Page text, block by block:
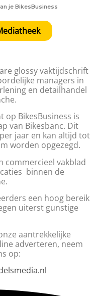
je BikesBusiness
glossy vaktijdschrift
managers in
en detailhandel
op BikesBusiness is
van Bikesbanc. Dit
jaar en kan altijd tot
worden opgezegd.
commercieel vakblad
binnen de
een hoog bereik
uiterst gunstige
aantrekkelijke
adverteren, neem
op: